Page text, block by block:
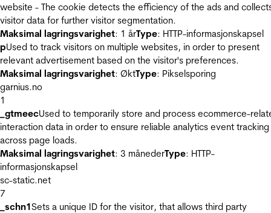
website - The cookie detects the efficiency of the ads and
visitor data for further visitor segmentation.
Maksimal lagringsvarighet: 1 årType: HTTP-informasjonskapsel
pUsed to track visitors on multiple websites, in order to present
relevant advertisement based on the visitor's preferences.
Maksimal lagringsvarighet: ØktType: Pikselsporing
garnius.no
1
_gtmeecUsed to temporarily store and process ecommerce-
interaction data in order to ensure reliable analytics event tracking
across page loads.
Maksimal lagringsvarighet: 3 månederType: HTTP-
informasjonskapsel
sc-static.net
7
_schn1Sets a unique ID for the visitor, that allows third party